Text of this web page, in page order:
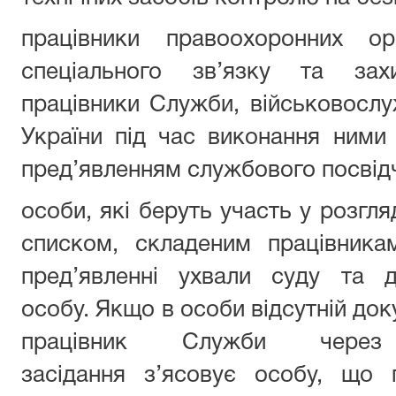
працівники правоохоронних
спеціального зв’язку та
працівники Служби,
України під час виконання
пред’явленням службового
особи, які беруть участь у
списком, складеним
пред’явленні ухвали суду та
особу. Якщо в особи відсутній
працівник Служби
засідання з’ясовує особу, що